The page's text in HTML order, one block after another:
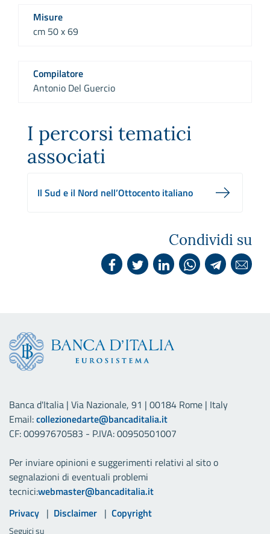
Misure
cm 50 x 69
Compilatore
Antonio Del Guercio
I percorsi tematici
associati
Il Sud e il Nord nell’Ottocento italiano
Condividi su
Banca d'Italia | Via Nazionale, 91 | 00184 Rome | Italy
Email:collezionedarte@bancaditalia.it
CF: 00997670583 - P.IVA: 00950501007
Per inviare opinioni e suggerimenti relativi al sito o
segnalazioni di eventuali problemi
tecnici:webmaster@bancaditalia.it
Link utili
Privacy Disclaimer Copyright
Seguici su